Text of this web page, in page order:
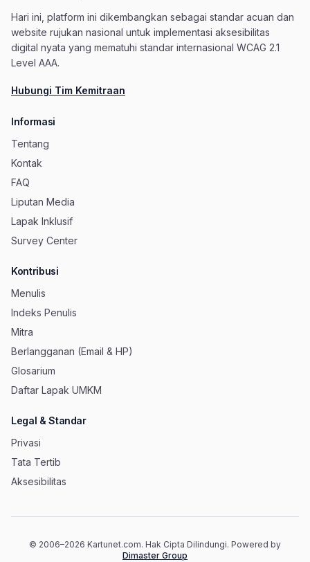
Hari ini, platform ini dikembangkan sebagai standar acuan dan
website rujukan nasional untuk implementasi aksesibilitas
digital nyata yang mematuhi standar internasional WCAG 2.1
Level AAA.
Hubungi Tim Kemitraan
Informasi
Tentang
Kontak
FAQ
Liputan Media
Lapak Inklusif
Survey Center
Kontribusi
Menulis
Indeks Penulis
Mitra
Berlangganan (Email & HP)
Glosarium
Daftar Lapak UMKM
Legal & Standar
Privasi
Tata Tertib
Aksesibilitas
© 2006–2026 Kartunet.com. Hak Cipta Dilindungi. Powered by
Dimaster Group